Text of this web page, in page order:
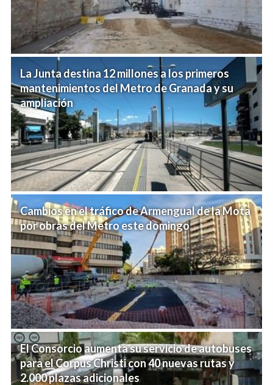
La Junta destina 12 millones a los primeros
mantenimientos del Metro de Granada y su
ampliación
Cambios en el tráfico de Armengual de la Mota
por obras del Metro este domingo
El Consorcio aumenta su servicio de autobuses
para el Corpus Christi con 40 nuevas rutas y
2.000 plazas adicionales